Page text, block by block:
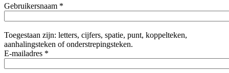
Gebruikersnaam *
Toegestaan zijn: letters, cijfers, spatie, punt, koppelteken,
aanhalingsteken of onderstrepingsteken.
E-mailadres *